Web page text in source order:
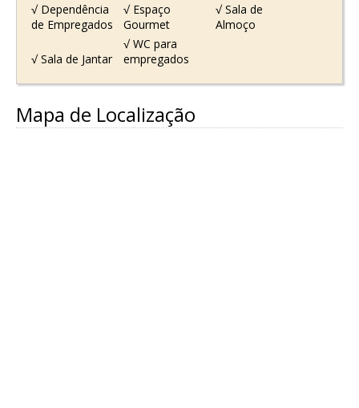
√ Dependência
de Empregados
√ Espaço
Gourmet
√ Sala de
Almoço
√ Sala de Jantar
√ WC para
empregados
Mapa de Localização